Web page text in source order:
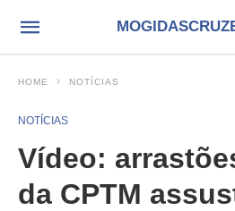
HOME NOTÍCIAS
NOTÍCIAS
Vídeo:
da CPTM